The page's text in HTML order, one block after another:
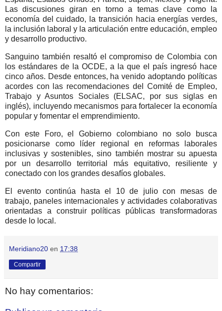
Las discusiones giran en torno a temas clave como la
economía del cuidado, la transición hacia energías verdes,
la inclusión laboral y la articulación entre educación, empleo
y desarrollo productivo.
Sanguino también resaltó el compromiso de Colombia con
los estándares de la OCDE, a la que el país ingresó hace
cinco años. Desde entonces, ha venido adoptando políticas
acordes con las recomendaciones del Comité de Empleo,
Trabajo y Asuntos Sociales (ELSAC, por sus siglas en
inglés), incluyendo mecanismos para fortalecer la economía
popular y fomentar el emprendimiento.
Con este Foro, el Gobierno colombiano no solo busca
posicionarse como líder regional en reformas laborales
inclusivas y sostenibles, sino también mostrar su apuesta
por un desarrollo territorial más equitativo, resiliente y
conectado con los grandes desafíos globales.
El evento continúa hasta el 10 de julio con mesas de
trabajo, paneles internacionales y actividades colaborativas
orientadas a construir políticas públicas transformadoras
desde lo local.
Meridiano20 en 17:38
Compartir
No hay comentarios: